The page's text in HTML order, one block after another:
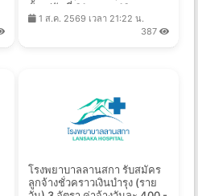
ตั้งแต่วันที่ 31 ก.ค. - 13 ส.ค.
2569
1 ส.ค. 2569 เวลา 21:22 น.
387
โรงพยาบาลลานสกา รับสมัคร
ลูกจ้างชั่วคราวเงินบํารุง (ราย